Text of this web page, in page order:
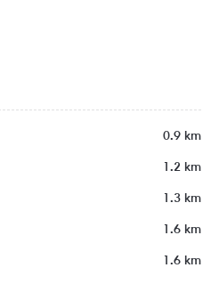
0.9 km
1.2 km
1.3 km
1.6 km
1.6 km